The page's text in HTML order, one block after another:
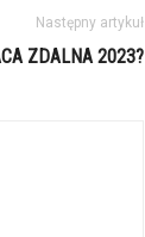
Następny artykuł
ZDALNA 2023?